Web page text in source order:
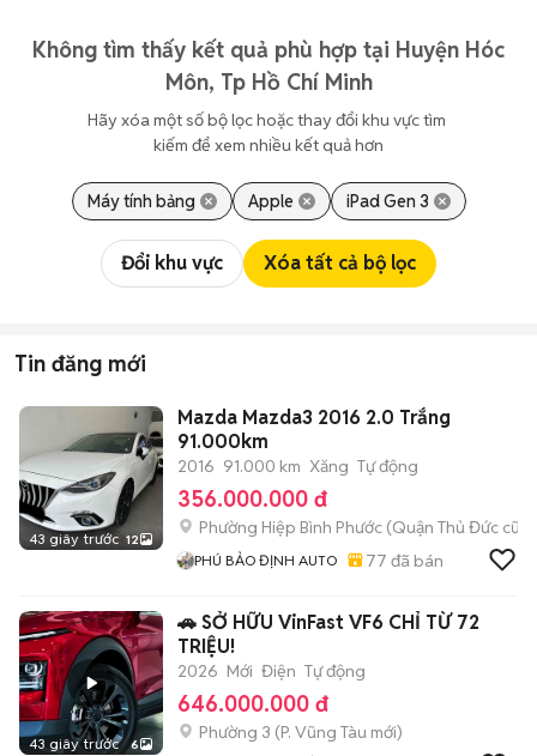
Không tìm thấy kết quả phù hợp tại Huyện Hóc
Môn, Tp Hồ Chí Minh
Hãy xóa một số bộ lọc hoặc thay đổi khu vực tìm
kiếm để xem nhiều kết quả hơn
Máy tính bảng Apple iPad Gen 3
Đổi khu vực Xóa tất cả bộ lọc
Tin đăng mới
43 giây trước 12
Mazda Mazda3 2016 2.0 Trắng
91.000km
2016 91.000 km Xăng Tự động
356.000.000 đ
Phường Hiệp Bình Phước (Quận Thủ Đức cũ)
PHÚ BẢO ĐỊNH AUTO 77 đã bán
43 giây trước 6
🚗 SỞ HỮU VinFast VF6 CHỈ TỪ 72
TRIỆU!
2026 Mới Điện Tự động
646.000.000 đ
Phường 3 (P. Vũng Tàu mới)